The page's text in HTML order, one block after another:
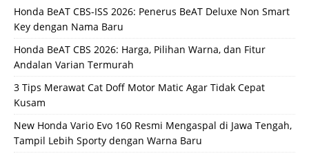
Honda BeAT CBS-ISS 2026: Penerus BeAT Deluxe Non Smart
Key dengan Nama Baru
Honda BeAT CBS 2026: Harga, Pilihan Warna, dan Fitur
Andalan Varian Termurah
3 Tips Merawat Cat Doff Motor Matic Agar Tidak Cepat
Kusam
New Honda Vario Evo 160 Resmi Mengaspal di Jawa Tengah,
Tampil Lebih Sporty dengan Warna Baru